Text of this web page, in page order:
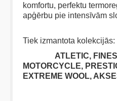
komfortu, perfektu
apģērbu pie intensīvām
Tiek izmantota kolekcijās:
ATLETIC,
MOTORCYCLE,
EXTREME WOOL,